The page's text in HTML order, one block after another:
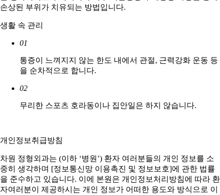
손상된 부위가 치유되는 방법입니다.
생활 속 관리
01
통증이 느껴지지 않는 한도 내에서 관절, 근력강화 운동 등
을 순차적으로 합니다.
02
무리한 스포츠 호라동이나 집안일은 하지 않습니다.
개인정보취급방침
차원 정형외과는 (이하 ‘병원’) 환자 여러분들의 개인 정보를 소
중히 생각하며 [정보통신망 이용촉진 및 정보보호]에 관한 법률
을 준수하고 있습니다. 이에 본원은 개인정보처리방침에 따라 환
자여러분이 제공하시는 개인 정보가 어떠한 용도와 방식으로 이